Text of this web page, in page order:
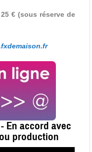
€ (sous réserve de
En accord avec
production